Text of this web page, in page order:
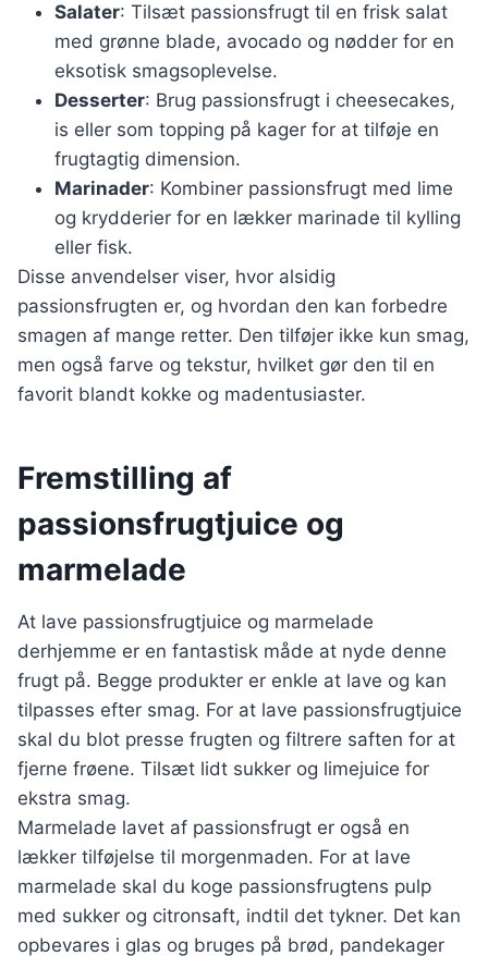
Salater: Tilsæt passionsfrugt til en frisk salat
med grønne blade, avocado og nødder for en
eksotisk smagsoplevelse.
Desserter: Brug passionsfrugt i cheesecakes,
is eller som topping på kager for at tilføje en
frugtagtig dimension.
Marinader: Kombiner passionsfrugt med lime
og krydderier for en lækker marinade til kylling
eller fisk.
Disse anvendelser viser, hvor alsidig
passionsfrugten er, og hvordan den kan forbedre
smagen af mange retter. Den tilføjer ikke kun smag,
men også farve og tekstur, hvilket gør den til en
favorit blandt kokke og madentusiaster.
Fremstilling af
passionsfrugtjuice og
marmelade
At lave passionsfrugtjuice og marmelade
derhjemme er en fantastisk måde at nyde denne
frugt på. Begge produkter er enkle at lave og kan
tilpasses efter smag. For at lave passionsfrugtjuice
skal du blot presse frugten og filtrere saften for at
fjerne frøene. Tilsæt lidt sukker og limejuice for
ekstra smag.
Marmelade lavet af passionsfrugt er også en
lækker tilføjelse til morgenmaden. For at lave
marmelade skal du koge passionsfrugtens pulp
med sukker og citronsaft, indtil det tykner. Det kan
opbevares i glas og bruges på brød, pandekager